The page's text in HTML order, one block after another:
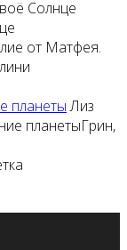
от Матфея.
планеты Лиз
Грин,